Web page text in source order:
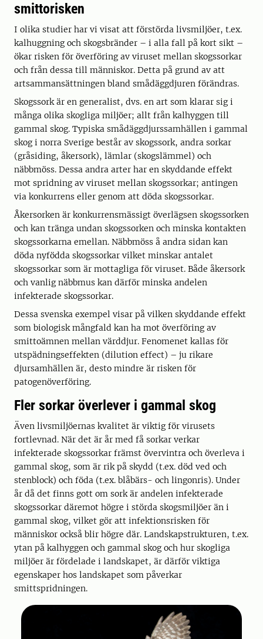
smittorisken
I olika studier har vi visat att förstörda livsmiljöer, t.ex.
kalhuggning och skogsbränder – i alla fall på kort sikt –
ökar risken för överföring av viruset mellan skogssorkar
och från dessa till människor. Detta på grund av att
artsammansättningen bland smådäggdjuren förändras.
Skogssork är en generalist, dvs. en art som klarar sig i
många olika skogliga miljöer; allt från kalhyggen till
gammal skog. Typiska smådäggdjurssamhällen i gammal
skog i norra Sverige består av skogssork, andra sorkar
(gråsiding, åkersork), lämlar (skogslämmel) och
näbbmöss. Dessa andra arter har en skyddande effekt
mot spridning av viruset mellan skogssorkar; antingen
via konkurrens eller genom att döda skogssorkar.
Åkersorken är konkurrensmässigt överlägsen skogssorken
och kan tränga undan skogssorken och minska kontakten
skogssorkarna emellan. Näbbmöss å andra sidan kan
döda nyfödda skogssorkar vilket minskar antalet
skogssorkar som är mottagliga för viruset. Både åkersork
och vanlig näbbmus kan därför minska andelen
infekterade skogssorkar.
Dessa svenska exempel visar på vilken skyddande effekt
som biologisk mångfald kan ha mot överföring av
smittoämnen mellan värddjur. Fenomenet kallas för
utspädningseffekten (dilution effect) – ju rikare
djursamhällen är, desto mindre är risken för
patogenöverföring.
Fler sorkar överlever i gammal skog
Även livsmiljöernas kvalitet är viktig för virusets
fortlevnad. När det är år med få sorkar verkar
infekterade skogssorkar främst övervintra och överleva i
gammal skog, som är rik på skydd (t.ex. död ved och
stenblock) och föda (t.ex. blåbärs- och lingonris). Under
år då det finns gott om sork är andelen infekterade
skogssorkar däremot högre i störda skogsmiljöer än i
gammal skog, vilket gör att infektionsrisken för
människor också blir högre där. Landskapstrukturen, t.ex.
ytan på kalhyggen och gammal skog och hur skogliga
miljöer är fördelade i landskapet, är därför viktiga
egenskaper hos landskapet som påverkar
smittspridningen.